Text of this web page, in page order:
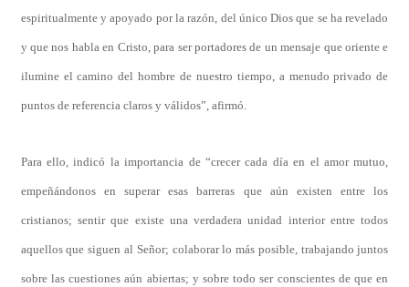
espiritualmente y apoyado por la razón, del único Dios que se ha revelado
y que nos habla en Cristo, para ser portadores de un mensaje que oriente e
ilumine el camino del hombre de nuestro tiempo, a menudo privado de
puntos de referencia claros y válidos”, afirmó.
Para ello, indicó la importancia de “crecer cada día en el amor mutuo,
empeñándonos en superar esas barreras que aún existen entre los
cristianos; sentir que existe una verdadera unidad interior entre todos
aquellos que siguen al Señor; colaborar lo más posible, trabajando juntos
sobre las cuestiones aún abiertas; y sobre todo ser conscientes de que en